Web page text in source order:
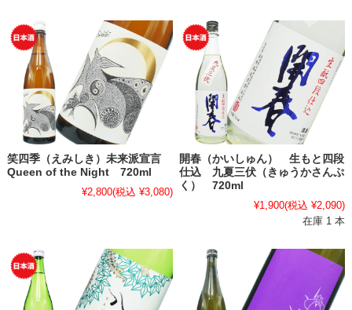
笑四季（えみしき）未来派宣言
Queen of the Night 720ml
¥2,800(税込 ¥3,080)
開春（かいしゅん） 生もと四段
仕込 九夏三伏（きゅうかさんぷ
く） 720ml
¥1,900(税込 ¥2,090)
在庫 1 本